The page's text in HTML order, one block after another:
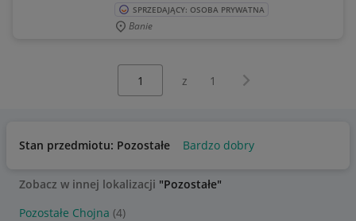
SPRZEDAJĄCY: OSOBA PRYWATNA
Banie
z 1 Następna strona
Stan przedmiotu: Pozostałe Bardzo dobry
Zobacz w innej lokalizacji "Pozostałe"
Pozostałe Chojna (4)